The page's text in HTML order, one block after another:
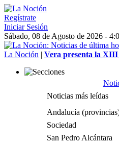
Regístrate
Iniciar Sesión
Sábado, 08 de Agosto de 2026 -
La Noción | Vera presenta la
Noticias más leídas
Andalucía
Sociedad
San Pedro Alcántara